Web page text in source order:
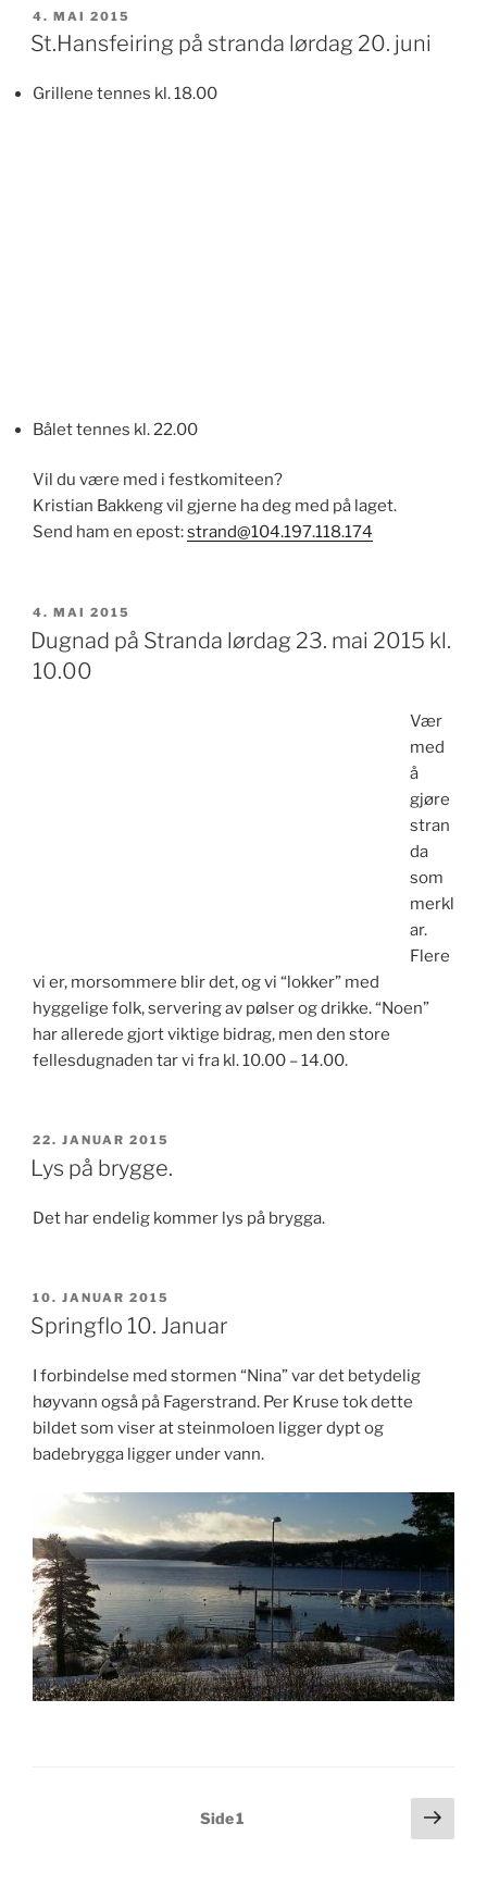
PUBLISERT
4. MAI 2015
St.Hansfeiring på stranda lørdag 20. juni
Grillene tennes kl. 18.00
Bålet tennes kl. 22.00
Vil du være med i festkomiteen?
Kristian Bakkeng vil gjerne ha deg med på laget.
Send ham en epost:strand@104.197.118.174
PUBLISERT
4. MAI 2015
Dugnad på Stranda lørdag 23. mai 2015 kl.
10.00
Vær
med
å
gjøre
stran
da
som
merkl
ar.
Flere
vi er, morsommere blir det, og vi “lokker” med
hyggelige folk, servering av pølser og drikke. “Noen”
har allerede gjort viktige bidrag, men den store
fellesdugnaden tar vi fra kl. 10.00 – 14.00.
PUBLISERT
22. JANUAR 2015
Lys på brygge.
Det har endelig kommer lys på brygga.
PUBLISERT
10. JANUAR 2015
Springflo 10. Januar
I forbindelse med stormen “Nina” var det betydelig
høyvann også på Fagerstrand. Per Kruse tok dette
bildet som viser at steinmoloen ligger dypt og
badebrygga ligger under vann.
InnleggnavigasjonSide1
side